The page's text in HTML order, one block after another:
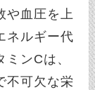
や血圧を上
ネルギー代
ンCは、
不可欠な栄